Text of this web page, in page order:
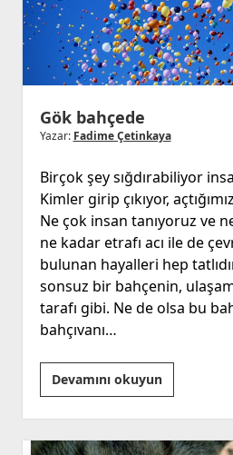
Gök bahçede
Yazar: Fadime Çetinkaya
Birçok şey sığdırabiliyor
Kimler girip çıkıyor,
Ne çok insan tanıyoruz ve
ne kadar etrafı acı ile de
bulunan hayalleri hep
sonsuz bir bahçenin,
tarafı gibi. Ne de olsa bu
bahçıvanı…
Devamını okuyunGök
bahçede